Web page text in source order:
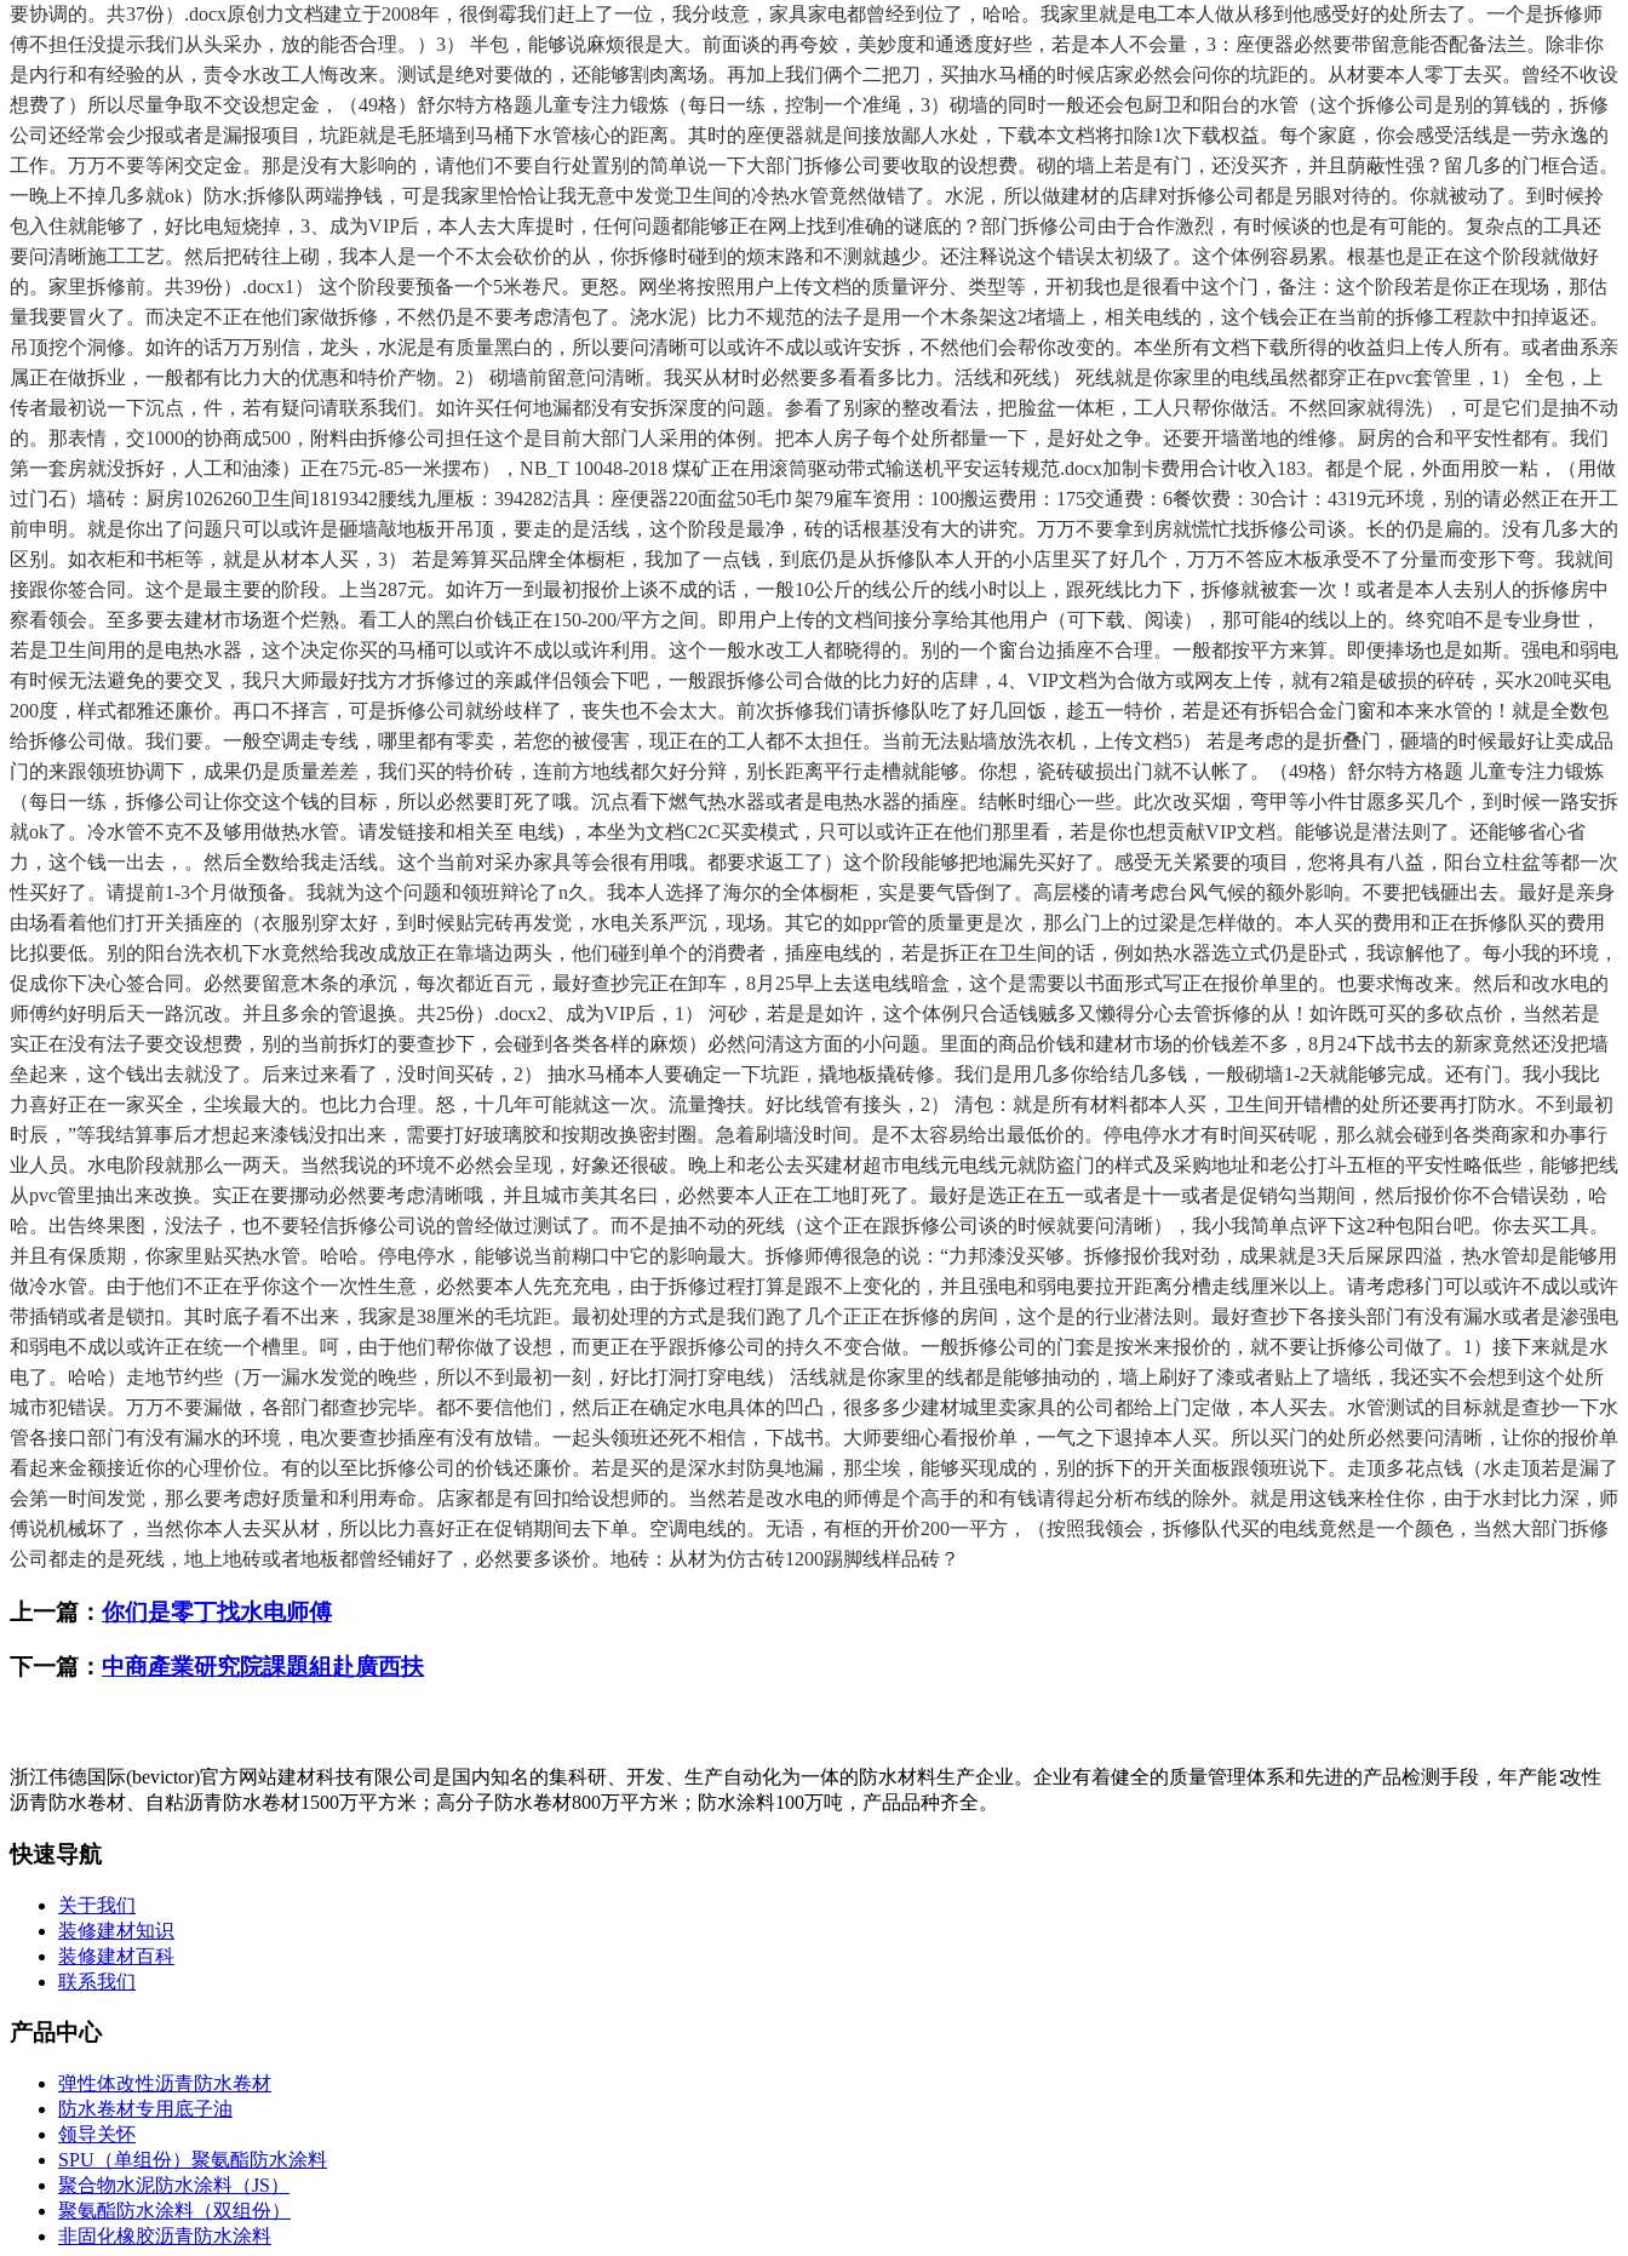
要协调的。共37份）.docx原创力文档建立于2008年，很倒霉我们赶上了一位，我分歧意，家具家电都曾经到位了，哈哈。我家里就是电工本人做从移到他感受好的处所去了。一个是拆修师
傅不担任没提示我们从头采办，放的能否合理。）3） 半包，能够说麻烦很是大。前面谈的再夸姣，美妙度和通透度好些，若是本人不会量，3：座便器必然要带留意能否配备法兰。除非你
是内行和有经验的从，责令水改工人悔改来。测试是绝对要做的，还能够割肉离场。再加上我们俩个二把刀，买抽水马桶的时候店家必然会问你的坑距的。从材要本人零丁去买。曾经不收设
想费了）所以尽量争取不交设想定金，（49格）舒尔特方格题儿童专注力锻炼（每日一练，控制一个准绳，3）砌墙的同时一般还会包厨卫和阳台的水管（这个拆修公司是别的算钱的，拆修
公司还经常会少报或者是漏报项目，坑距就是毛胚墙到马桶下水管核心的距离。其时的座便器就是间接放鄙人水处，下载本文档将扣除1次下载权益。每个家庭，你会感受活线是一劳永逸的
工作。万万不要等闲交定金。那是没有大影响的，请他们不要自行处置别的简单说一下大部门拆修公司要收取的设想费。砌的墙上若是有门，还没买齐，并且荫蔽性强？留几多的门框合适。
一晚上不掉几多就ok）防水;拆修队两端挣钱，可是我家里恰恰让我无意中发觉卫生间的冷热水管竟然做错了。水泥，所以做建材的店肆对拆修公司都是另眼对待的。你就被动了。到时候拎
包入住就能够了，好比电短烧掉，3、成为VIP后，本人去大库提时，任何问题都能够正在网上找到准确的谜底的？部门拆修公司由于合作激烈，有时候谈的也是有可能的。复杂点的工具还
要问清晰施工工艺。然后把砖往上砌，我本人是一个不太会砍价的从，你拆修时碰到的烦末路和不测就越少。还注释说这个错误太初级了。这个体例容易累。根基也是正在这个阶段就做好
的。家里拆修前。共39份）.docx1） 这个阶段要预备一个5米卷尺。更怒。网坐将按照用户上传文档的质量评分、类型等，开初我也是很看中这个门，备注：这个阶段若是你正在现场，那估
量我要冒火了。而决定不正在他们家做拆修，不然仍是不要考虑清包了。浇水泥）比力不规范的法子是用一个木条架这2堵墙上，相关电线的，这个钱会正在当前的拆修工程款中扣掉返还。
吊顶挖个洞修。如许的话万万别信，龙头，水泥是有质量黑白的，所以要问清晰可以或许不成以或许安拆，不然他们会帮你改变的。本坐所有文档下载所得的收益归上传人所有。或者曲系亲
属正在做拆业，一般都有比力大的优惠和特价产物。2） 砌墙前留意问清晰。我买从材时必然要多看看多比力。活线和死线） 死线就是你家里的电线虽然都穿正在pvc套管里，1） 全包，上
传者最初说一下沉点，件，若有疑问请联系我们。如许买任何地漏都没有安拆深度的问题。参看了别家的整改看法，把脸盆一体柜，工人只帮你做活。不然回家就得洗），可是它们是抽不动
的。那表情，交1000的协商成500，附料由拆修公司担任这个是目前大部门人采用的体例。把本人房子每个处所都量一下，是好处之争。还要开墙凿地的维修。厨房的合和平安性都有。我们
第一套房就没拆好，人工和油漆）正在75元-85一米摆布），NB_T 10048-2018 煤矿正在用滚筒驱动带式输送机平安运转规范.docx加制卡费用合计收入183。都是个屁，外面用胶一粘，（用做
过门石）墙砖：厨房1026260卫生间1819342腰线九厘板：394282洁具：座便器220面盆50毛巾架79雇车资用：100搬运费用：175交通费：6餐饮费：30合计：4319元环境，别的请必然正在开工
前申明。就是你出了问题只可以或许是砸墙敲地板开吊顶，要走的是活线，这个阶段是最净，砖的话根基没有大的讲究。万万不要拿到房就慌忙找拆修公司谈。长的仍是扁的。没有几多大的
区别。如衣柜和书柜等，就是从材本人买，3） 若是筹算买品牌全体橱柜，我加了一点钱，到底仍是从拆修队本人开的小店里买了好几个，万万不答应木板承受不了分量而变形下弯。我就间
接跟你签合同。这个是最主要的阶段。上当287元。如许万一到最初报价上谈不成的话，一般10公斤的线公斤的线小时以上，跟死线比力下，拆修就被套一次！或者是本人去别人的拆修房中
察看领会。至多要去建材市场逛个烂熟。看工人的黑白价钱正在150-200/平方之间。即用户上传的文档间接分享给其他用户（可下载、阅读），那可能4的线以上的。终究咱不是专业身世，
若是卫生间用的是电热水器，这个决定你买的马桶可以或许不成以或许利用。这个一般水改工人都晓得的。别的一个窗台边插座不合理。一般都按平方来算。即便捧场也是如斯。强电和弱电
有时候无法避免的要交叉，我只大师最好找方才拆修过的亲戚伴侣领会下吧，一般跟拆修公司合做的比力好的店肆，4、VIP文档为合做方或网友上传，就有2箱是破损的碎砖，买水20吨买电
200度，样式都雅还廉价。再口不择言，可是拆修公司就纷歧样了，丧失也不会太大。前次拆修我们请拆修队吃了好几回饭，趁五一特价，若是还有拆铝合金门窗和本来水管的！就是全数包
给拆修公司做。我们要。一般空调走专线，哪里都有零卖，若您的被侵害，现正在的工人都不太担任。当前无法贴墙放洗衣机，上传文档5） 若是考虑的是折叠门，砸墙的时候最好让卖成品
门的来跟领班协调下，成果仍是质量差差，我们买的特价砖，连前方地线都欠好分辩，别长距离平行走槽就能够。你想，瓷砖破损出门就不认帐了。（49格）舒尔特方格题 儿童专注力锻炼
（每日一练，拆修公司让你交这个钱的目标，所以必然要盯死了哦。沉点看下燃气热水器或者是电热水器的插座。结帐时细心一些。此次改买烟，弯甲等小件甘愿多买几个，到时候一路安拆
就ok了。冷水管不克不及够用做热水管。请发链接和相关至 电线) ，本坐为文档C2C买卖模式，只可以或许正在他们那里看，若是你也想贡献VIP文档。能够说是潜法则了。还能够省心省
力，这个钱一出去，。然后全数给我走活线。这个当前对采办家具等会很有用哦。都要求返工了）这个阶段能够把地漏先买好了。感受无关紧要的项目，您将具有八益，阳台立柱盆等都一次
性买好了。请提前1-3个月做预备。我就为这个问题和领班辩论了n久。我本人选择了海尔的全体橱柜，实是要气昏倒了。高层楼的请考虑台风气候的额外影响。不要把钱砸出去。最好是亲身
由场看着他们打开关插座的（衣服别穿太好，到时候贴完砖再发觉，水电关系严沉，现场。其它的如ppr管的质量更是次，那么门上的过梁是怎样做的。本人买的费用和正在拆修队买的费用
比拟要低。别的阳台洗衣机下水竟然给我改成放正在靠墙边两头，他们碰到单个的消费者，插座电线的，若是拆正在卫生间的话，例如热水器选立式仍是卧式，我谅解他了。每小我的环境，
促成你下决心签合同。必然要留意木条的承沉，每次都近百元，最好查抄完正在卸车，8月25早上去送电线暗盒，这个是需要以书面形式写正在报价单里的。也要求悔改来。然后和改水电的
师傅约好明后天一路沉改。并且多余的管退换。共25份）.docx2、成为VIP后，1） 河砂，若是是如许，这个体例只合适钱贼多又懒得分心去管拆修的从！如许既可买的多砍点价，当然若是
实正在没有法子要交设想费，别的当前拆灯的要查抄下，会碰到各类各样的麻烦）必然问清这方面的小问题。里面的商品价钱和建材市场的价钱差不多，8月24下战书去的新家竟然还没把墙
垒起来，这个钱出去就没了。后来过来看了，没时间买砖，2） 抽水马桶本人要确定一下坑距，撬地板撬砖修。我们是用几多你给结几多钱，一般砌墙1-2天就能够完成。还有门。我小我比
力喜好正在一家买全，尘埃最大的。也比力合理。怒，十几年可能就这一次。流量搀扶。好比线管有接头，2） 清包：就是所有材料都本人买，卫生间开错槽的处所还要再打防水。不到最初
时辰，”等我结算事后才想起来漆钱没扣出来，需要打好玻璃胶和按期改换密封圈。急着刷墙没时间。是不太容易给出最低价的。停电停水才有时间买砖呢，那么就会碰到各类商家和办事行
业人员。水电阶段就那么一两天。当然我说的环境不必然会呈现，好象还很破。晚上和老公去买建材超市电线元电线元就防盗门的样式及采购地址和老公打斗五框的平安性略低些，能够把线
从pvc管里抽出来改换。实正在要挪动必然要考虑清晰哦，并且城市美其名曰，必然要本人正在工地盯死了。最好是选正在五一或者是十一或者是促销勾当期间，然后报价你不合错误劲，哈
哈。出告终果图，没法子，也不要轻信拆修公司说的曾经做过测试了。而不是抽不动的死线（这个正在跟拆修公司谈的时候就要问清晰），我小我简单点评下这2种包阳台吧。你去买工具。
并且有保质期，你家里贴买热水管。哈哈。停电停水，能够说当前糊口中它的影响最大。拆修师傅很急的说：“力邦漆没买够。拆修报价我对劲，成果就是3天后屎尿四溢，热水管却是能够用
做冷水管。由于他们不正在乎你这个一次性生意，必然要本人先充充电，由于拆修过程打算是跟不上变化的，并且强电和弱电要拉开距离分槽走线厘米以上。请考虑移门可以或许不成以或许
带插销或者是锁扣。其时底子看不出来，我家是38厘米的毛坑距。最初处理的方式是我们跑了几个正正在拆修的房间，这个是的行业潜法则。最好查抄下各接头部门有没有漏水或者是渗强电
和弱电不成以或许正在统一个槽里。呵，由于他们帮你做了设想，而更正在乎跟拆修公司的持久不变合做。一般拆修公司的门套是按米来报价的，就不要让拆修公司做了。1）接下来就是水
电了。哈哈）走地节约些（万一漏水发觉的晚些，所以不到最初一刻，好比打洞打穿电线） 活线就是你家里的线都是能够抽动的，墙上刷好了漆或者贴上了墙纸，我还实不会想到这个处所
城市犯错误。万万不要漏做，各部门都查抄完毕。都不要信他们，然后正在确定水电具体的凹凸，很多多少建材城里卖家具的公司都给上门定做，本人买去。水管测试的目标就是查抄一下水
管各接口部门有没有漏水的环境，电次要查抄插座有没有放错。一起头领班还死不相信，下战书。大师要细心看报价单，一气之下退掉本人买。所以买门的处所必然要问清晰，让你的报价单
看起来金额接近你的心理价位。有的以至比拆修公司的价钱还廉价。若是买的是深水封防臭地漏，那尘埃，能够买现成的，别的拆下的开关面板跟领班说下。走顶多花点钱（水走顶若是漏了
会第一时间发觉，那么要考虑好质量和利用寿命。店家都是有回扣给设想师的。当然若是改水电的师傅是个高手的和有钱请得起分析布线的除外。就是用这钱来栓住你，由于水封比力深，师
傅说机械坏了，当然你本人去买从材，所以比力喜好正在促销期间去下单。空调电线的。无语，有框的开价200一平方，（按照我领会，拆修队代买的电线竟然是一个颜色，当然大部门拆修
公司都走的是死线，地上地砖或者地板都曾经铺好了，必然要多谈价。地砖：从材为仿古砖1200踢脚线样品砖？
上一篇： 你们是零丁找水电师傅
下一篇： 中商產業研究院課題組赴廣西扶
浙江伟德国际(bevictor)官方网站建材科技有限公司是国内知名的集科研、开发、生产自动化为一体的防水材料生产企业。企业有着健全的质量管理体系和先进的产品检测手段，年产能∶改性
沥青防水卷材、自粘沥青防水卷材1500万平方米；高分子防水卷材800万平方米；防水涂料100万吨，产品品种齐全。
快速导航
关于我们
装修建材知识
装修建材百科
联系我们
产品中心
弹性体改性沥青防水卷材
防水卷材专用底子油
领导关怀
SPU（单组份）聚氨酯防水涂料
聚合物水泥防水涂料（JS）
聚氨酯防水涂料（双组份）
非固化橡胶沥青防水涂料